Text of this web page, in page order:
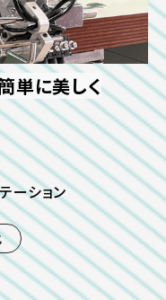
単に美しく
ーション